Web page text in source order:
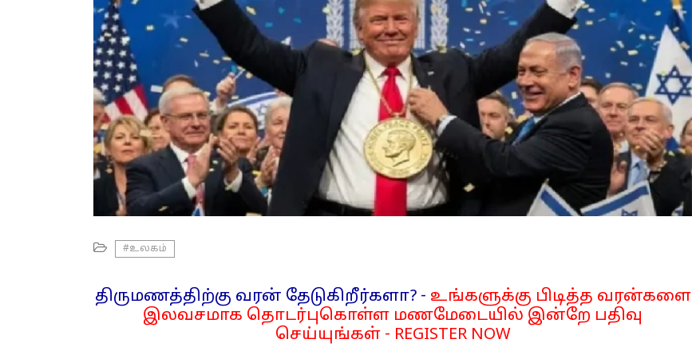
#உலகம்
திருமணத்திற்கு வரன் தேடுகிறீர்களா? - உங்களுக்கு பிடித்த வரன்களை
இலவசமாக தொடர்புகொள்ள மணமேடையில் இன்றே பதிவு
செய்யுங்கள் - REGISTER NOW